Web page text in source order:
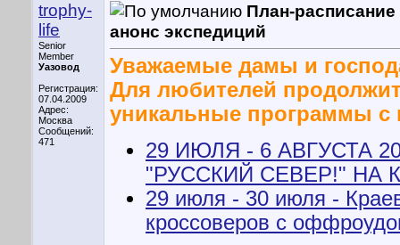
trophy-
life
Senior
Member
Уазовод
Регистрация:
07.04.2009
Адрес:
Москва
Сообщений:
471
План-
анонс экспедиций
Уважаемые дамы и
Для любителей
уникальные программы
29 ИЮЛЯ - 6 АВГУСТА
"РУССКИЙ СЕВЕР!" НА
29 июля - 30 июля -
кроссоверов с